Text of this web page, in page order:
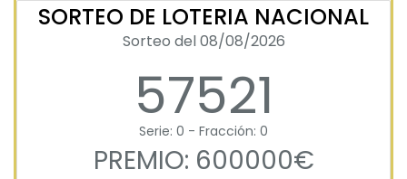
SORTEO DE LOTERIA NACIONAL
Sorteo del 08/08/2026
57521
Serie: 0 - Fracción: 0
PREMIO: 600000€